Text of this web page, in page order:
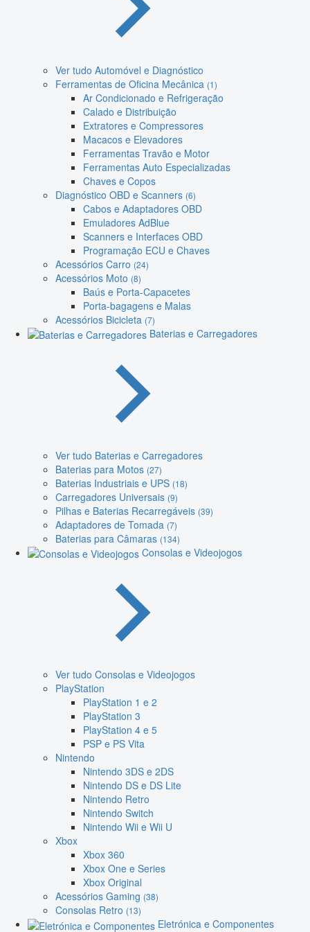
Ver tudo Automóvel e Diagnóstico
Ferramentas de Oficina Mecânica (1)
Ar Condicionado e Refrigeração
Calado e Distribuição
Extratores e Compressores
Macacos e Elevadores
Ferramentas Travão e Motor
Ferramentas Auto Especializadas
Chaves e Copos
Diagnóstico OBD e Scanners (6)
Cabos e Adaptadores OBD
Emuladores AdBlue
Scanners e Interfaces OBD
Programação ECU e Chaves
Acessórios Carro (24)
Acessórios Moto (8)
Baús e Porta-Capacetes
Porta-bagagens e Malas
Acessórios Bicicleta (7)
Baterias e Carregadores
Ver tudo Baterias e Carregadores
Baterias para Motos (27)
Baterias Industriais e UPS (18)
Carregadores Universais (9)
Pilhas e Baterias Recarregáveis (39)
Adaptadores de Tomada (7)
Baterias para Câmaras (134)
Consolas e Videojogos
Ver tudo Consolas e Videojogos
PlayStation
PlayStation 1 e 2
PlayStation 3
PlayStation 4 e 5
PSP e PS Vita
Nintendo
Nintendo 3DS e 2DS
Nintendo DS e DS Lite
Nintendo Retro
Nintendo Switch
Nintendo Wii e Wii U
Xbox
Xbox 360
Xbox One e Series
Xbox Original
Acessórios Gaming (38)
Consolas Retro (13)
Eletrónica e Componentes